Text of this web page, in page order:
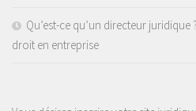
Qu’est-ce qu’un directeur juridique
droit en entreprise